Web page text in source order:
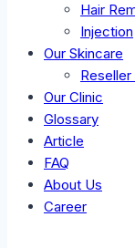
Hair
Injection
Our Skincare
Our Clinic
Glossary
Article
FAQ
About Us
Career